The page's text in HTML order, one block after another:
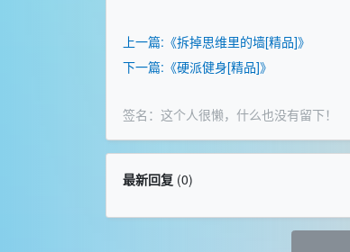
上一篇:《拆掉思维里的墙[精品]》
下一篇:《硬派健身[精品]》
签名：这个人很懒，什么也没有留下！
最新回复(0)